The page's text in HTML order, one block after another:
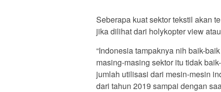
Seberapa kuat sektor tekstil akan
jika dilihat dari holykopter view
“Indonesia tampaknya nih baik-
masing-masing sektor itu tidak
jumlah utilisasi dari mesin-mesin
dari tahun 2019 sampai dengan